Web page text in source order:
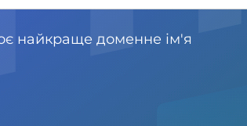
найкраще доменне ім'я